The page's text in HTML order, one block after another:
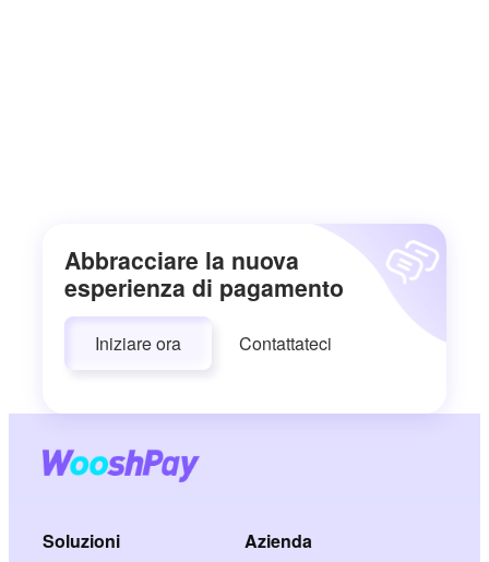
Abbracciare la nuova
esperienza di pagamento
Iniziare ora Contattateci
Soluzioni Azienda